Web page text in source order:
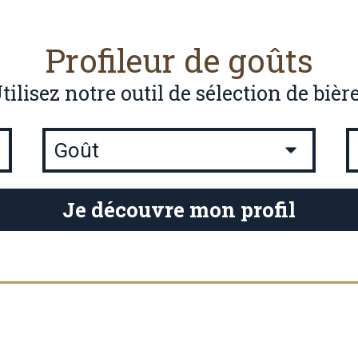
Profileur de goûts
notre outil de sélection de
Je découvre mon profil